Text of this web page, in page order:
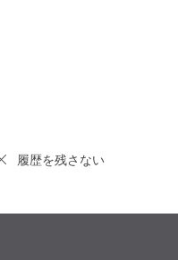
履歴を残さない